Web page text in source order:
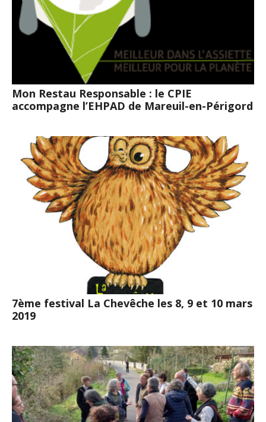
Mon Restau Responsable : le CPIE
accompagne l’EHPAD de Mareuil-en-Périgord
7ème festival La Chevêche les 8, 9 et 10 mars
2019